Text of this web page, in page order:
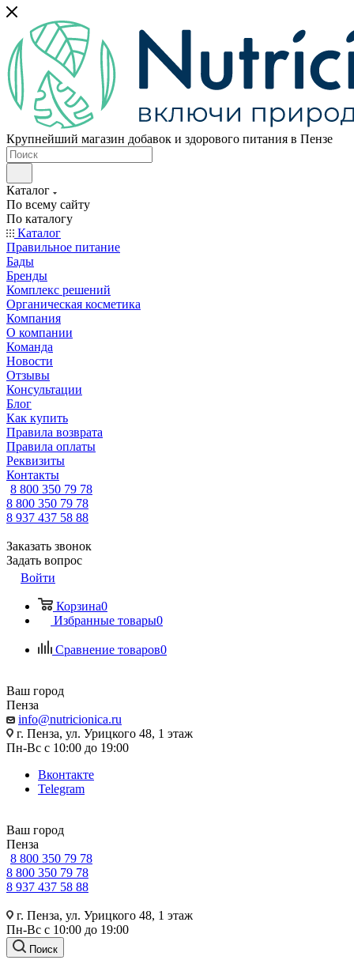
Крупнейший магазин добавок и здорового питания в Пензе
Каталог
По всему сайту
По каталогу
Каталог
Правильное питание
Бады
Бренды
Комплекс решений
Органическая косметика
Компания
О компании
Команда
Новости
Отзывы
Консультации
Блог
Как купить
Правила возврата
Правила оплаты
Реквизиты
Контакты
8 800 350 79 78
8 800 350 79 78
8 937 437 58 88
Заказать звонок
Задать вопрос
Войти
Корзина0
Избранные товары0
Сравнение товаров0
Ваш город
Пенза
info@nutricionica.ru
г. Пенза, ул. Урицкого 48, 1 этаж
Пн-Вс с 10:00 до 19:00
Вконтакте
Telegram
Ваш город
Пенза
8 800 350 79 78
8 800 350 79 78
8 937 437 58 88
г. Пенза, ул. Урицкого 48, 1 этаж
Пн-Вс с 10:00 до 19:00
Поиск